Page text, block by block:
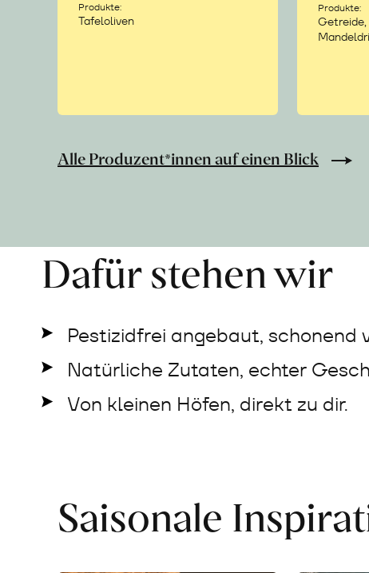
Produkte:
Tafeloliven
Produkte:
Alle Produzent*innen auf einen Blick
Dafür stehen wir
Pestizidfrei angebaut, schonend
Natürliche Zutaten, echter
Von kleinen Höfen, direkt zu dir.
Saisonale